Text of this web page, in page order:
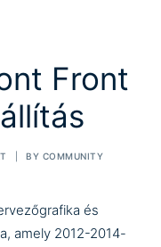
Front
BY COMMUNITY
és
amely 2012-2014-